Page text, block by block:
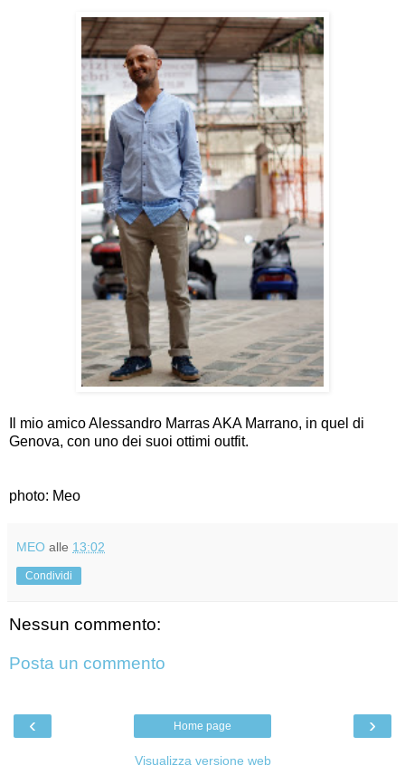
Il mio amico Alessandro Marras AKA Marrano, in quel di
Genova, con uno dei suoi ottimi outfit.
photo: Meo
MEO alle 13:02
Condividi
Nessun commento:
Posta un commento
‹ ›
Home page
Visualizza versione web